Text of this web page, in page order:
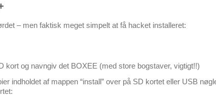
– men faktisk meget simpelt at få hacket installeret:
kort og navngiv det BOXEE (med store bogstaver, vigtigt!!)
indholdet af mappen “install” over på SD kortet eller USB